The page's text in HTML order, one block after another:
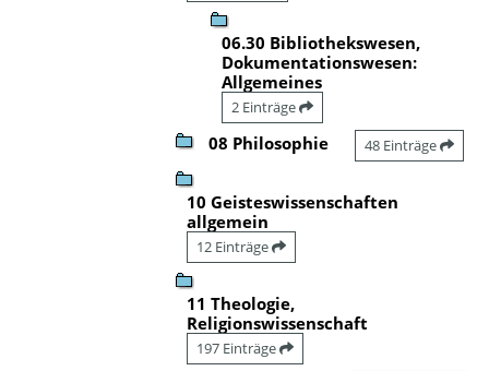
06.30 Bibliothekswesen,
Dokumentationswesen:
Allgemeines
2 Einträge
08 Philosophie 48 Einträge
10 Geisteswissenschaften
allgemein
12 Einträge
11 Theologie,
Religionswissenschaft
197 Einträge